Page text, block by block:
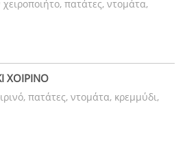
πατάτες, ντομάτα,
ΧΟΙΡΙΝΟ
πατάτες, ντομάτα, κρεμμύδι,